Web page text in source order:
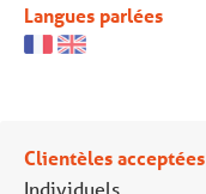
Langues parlées
Clientèles acceptées
Individuels